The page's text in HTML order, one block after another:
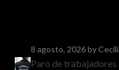
8 agosto, 2026by
Paro de